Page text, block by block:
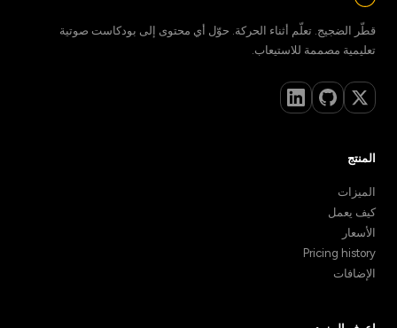
قطّر الضجيج. تعلّم أثناء الحركة. حوّل أي محتوى إلى بودكاست صوتية
تعليمية مصممة للاستيعاب.
المنتج
الميزات
كيف يعمل
الأسعار
Pricing history
الإضافات